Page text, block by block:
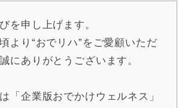
を申し上げます。
より“おでリハ”をご愛顧いただ
にありがとうございます。
「企業版おでかけウェルネス」